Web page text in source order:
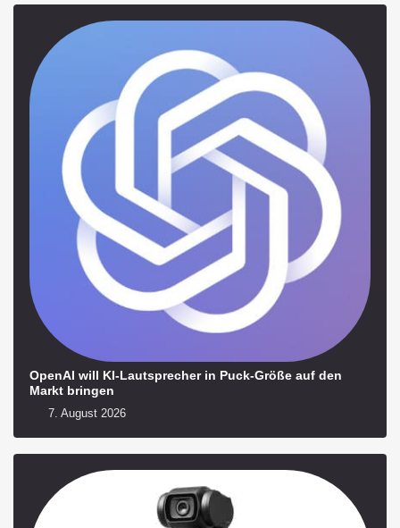
OpenAI will KI-Lautsprecher in Puck-Größe auf den
Markt bringen
7. August 2026